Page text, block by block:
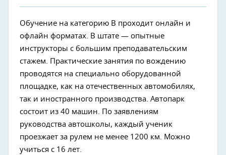
Обучение на категорию В проходит онлайн и
офлайн форматах. В штате — опытные
инструкторы с большим преподавательским
стажем. Практические занятия по вождению
проводятся на специально оборудованной
площадке, как на отечественных автомобилях,
так и иностранного производства. Автопарк
состоит из 40 машин. По заявлениям
руководства автошколы, каждый ученик
проезжает за рулем не менее 1200 км. Можно
учиться с 16 лет.